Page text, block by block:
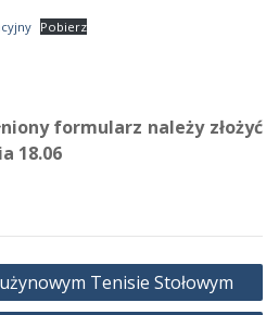
Pobierz
formularz należy złożyć
18.06
Tenisie Stołowym